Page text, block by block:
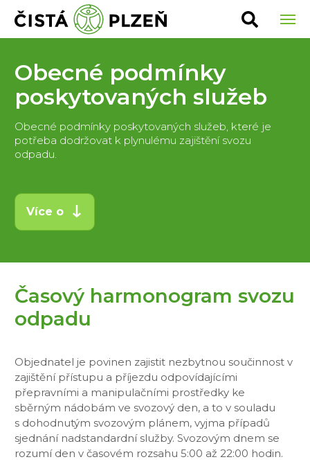
Vyhledat
Obecné podmínky
poskytovaných služeb
Obecné podmínky poskytovaných služeb, které je
potřeba dodržovat k plynulému zajištění svozu
odpadu.
Více o
Časový harmonogram svozu
odpadu
Objednatel je povinen zajistit nezbytnou součinnost v
zajištění přístupu a příjezdu odpovídajícími
přepravními a manipulačními prostředky ke
sběrným nádobám ve svozový den, a to v souladu
s dohodnutým svozovým plánem, vyjma případů
sjednání nadstandardní služby. Svozovým dnem se
rozumí den v časovém rozsahu 5:00 až 22:00 hodin.